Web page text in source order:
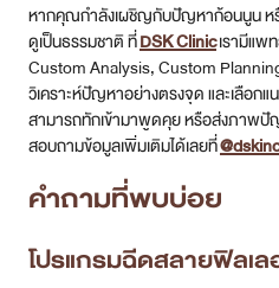
หากคุณกำลังเผชิญกับปัญหาก้อนนูน ห
ดูเป็นธรรมชาติ ที่DSK Clinicเรามีแพ
Custom Analysis, Custom
วิเคราะห์ปัญหาอย่างตรงจุด และเลือ
สามารถทักเข้ามาพูดคุย หรือส่งภาพปั
สอบถามข้อมูลเพิ่มเติมได้เลยที่
คำถามที่พบบ่อย
โปรแกรมฉีดสลายฟิลเ